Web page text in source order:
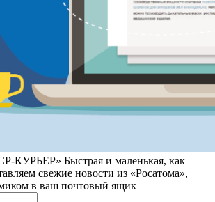
КУРЬЕР» Быстрая и маленькая, как
свежие новости из «Росатома»,
в ваш почтовый ящик